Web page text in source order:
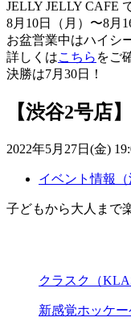
JELLY JELLY CAFE
8月10日（月）〜8月
お盆営業中はハイシ
詳しくはこちら をご
決勝は7月30日！
【渋谷2号店
2022年5月27日(金)
イベント情報（
子どもから大人まで
クラスク（
新感覚ホッケー